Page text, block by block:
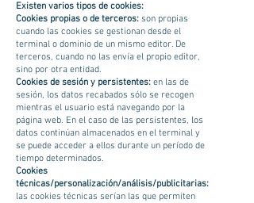
Existen varios tipos de cookies:
Cookies propias o de terceros: son propias
cuando las cookies se gestionan desde el
terminal o dominio de un mismo editor. De
terceros, cuando no las envía el propio editor,
sino por otra entidad.
Cookies de sesión y persistentes: en las de
sesión, los datos recabados sólo se recogen
mientras el usuario está navegando por la
página web. En el caso de las persistentes, los
datos continúan almacenados en el terminal y
se puede acceder a ellos durante un período de
tiempo determinados.
Cookies
técnicas/personalización/análisis/publicitarias:
las cookies técnicas serían las que permiten